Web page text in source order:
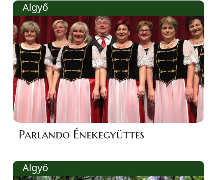
Algyő
Parlando Énekegyüttes
Algyő